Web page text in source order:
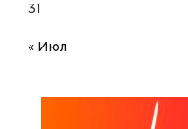
31
« Июл